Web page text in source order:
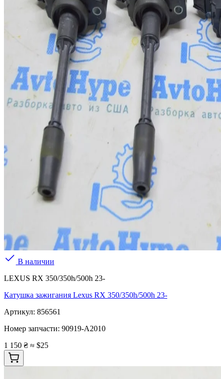
В наличии
LEXUS RX 350/350h/500h 23-
Катушка зажигания Lexus RX 350/350h/500h 23-
Артикул: 856561
Номер запчасти: 90919-A2010
1 150 ₴ ≈ $25